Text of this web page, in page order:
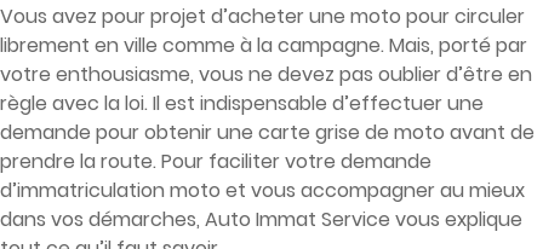
Vous avez pour projet d’acheter une moto pour circuler
librement en ville comme à la campagne. Mais, porté par
votre enthousiasme, vous ne devez pas oublier d’être en
règle avec la loi. Il est indispensable d’effectuer une
demande pour obtenir une carte grise de moto avant de
prendre la route. Pour faciliter votre demande
d’immatriculation moto et vous accompagner au mieux
dans vos démarches, Auto Immat Service vous explique